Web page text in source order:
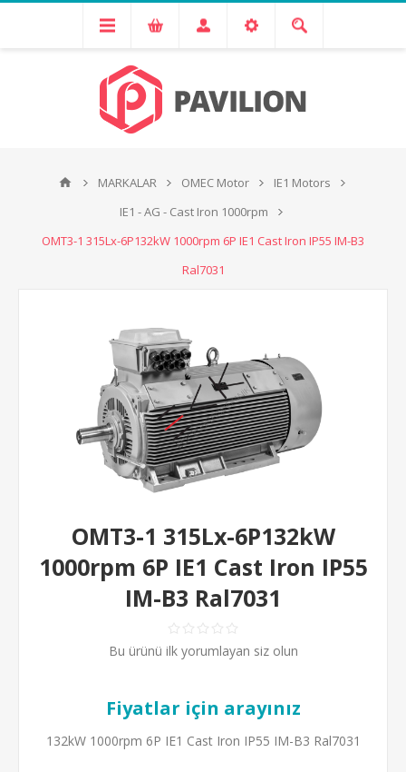
MARKALAR OMEC Motor
IE1 Motors
IE1 - AG - Cast Iron 1000rpm
OMT3-1 315Lx-6P132kW 1000rpm 6P IE1 Cast Iron IP55 IM-B3
Ral7031
OMT3-1 315Lx-6P132kW
1000rpm 6P IE1 Cast Iron IP55
IM-B3 Ral7031
Bu ürünü ilk yorumlayan siz olun
Fiyatlar için arayınız
132kW 1000rpm 6P IE1 Cast Iron IP55 IM-B3 Ral7031